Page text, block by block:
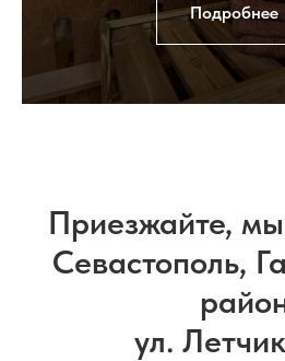
Приезжайте,
Севастополь,
ул.